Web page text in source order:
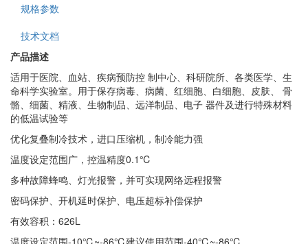
规格参数
技术文档
产品描述
适用于医院、血站、疾病预防控 制中心、科研院所、各类医学、生
命科学实验室。用于保存病毒、病菌、红细胞、白细胞、皮肤、 骨
骼、细菌、精液、生物制品、远洋制品、电子 器件及进行特殊材料
的低温试验等
优化复叠制冷技术，进口压缩机，制冷能力强
温度设定范围广，控温精度0.1℃
多种故障蜂鸣、灯光报警，并可实现网络远程报警
密码保护、开机延时保护、电压超标补偿保护
有效容积：626L
温度设定范围-10℃~-86℃建议使用范围-40℃~-86℃